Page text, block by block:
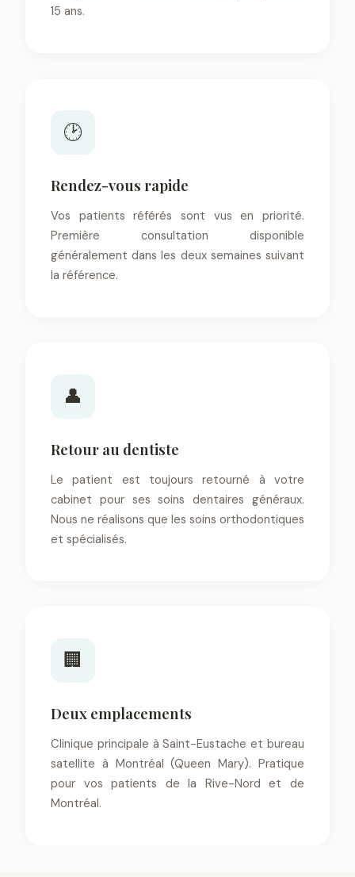
15 ans.
🕑
Rendez-vous rapide
Vos patients référés sont vus en priorité.
Première consultation disponible
généralement dans les deux semaines suivant
la référence.
👤
Retour au dentiste
Le patient est toujours retourné à votre
cabinet pour ses soins dentaires généraux.
Nous ne réalisons que les soins orthodontiques
et spécialisés.
🏢
Deux emplacements
Clinique principale à Saint-Eustache et bureau
satellite à Montréal (Queen Mary). Pratique
pour vos patients de la Rive-Nord et de
Montréal.